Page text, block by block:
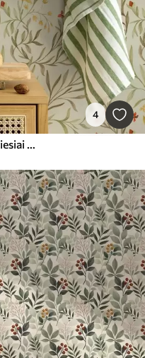
4
Geltonos ir raudonos gėlės ant šviesiai žalsvo fono